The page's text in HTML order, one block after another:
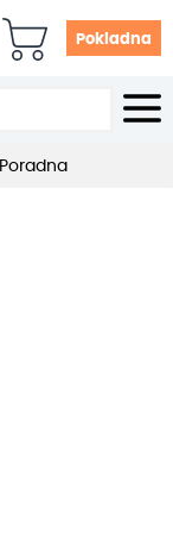
Pokladna
Poradna